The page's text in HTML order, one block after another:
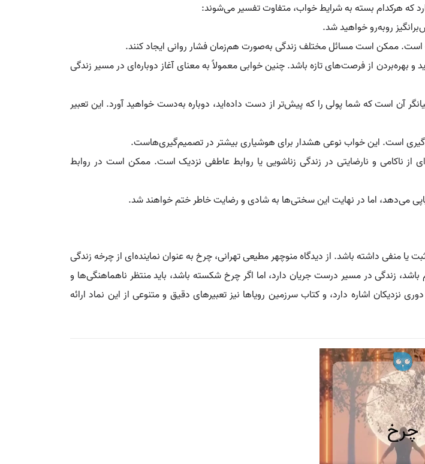
که هرکدام بسته به شرایط خواب، متفاوت تفسیر می‌شوند:
روبه‌رو خواهید شد.
است. ممکن است مسائل مختلف زندگی به‌صورت هم‌زمان فشار روانی ایجاد کنند.
بهره‌بردن از فرصت‌های تازه باشد. چنین خوابی معمولاً به معنای آغاز دوباره‌ای در مسیر زندگی
آن است که شما پولی را که پیش‌تر از دست داده‌اید، دوباره به‌دست خواهید آورد. این تعبیر
است. این خواب نوعی هشدار برای هوشیاری بیشتر در تصمیم‌گیری‌هاست.
از ناکامی و نارضایتی در زندگی زناشویی یا روابط عاطفی نزدیک است. ممکن است در روابط
می‌دهد، اما در نهایت این سختی‌ها به شادی و رضایت خاطر ختم خواهند شد.
منفی داشته باشد. از دیدگاه منوچهر مطیعی تهرانی، چرخ به عنوان نماینده‌ای از چرخه زندگی
زندگی در مسیر درست جریان دارد، اما اگر چرخ شکسته باشد، باید منتظر ناهماهنگی‌ها و
نزدیکان اشاره دارد، و کتاب سرزمین رویاها نیز تعبیرهای دقیق و متنوعی از این نماد ارائه